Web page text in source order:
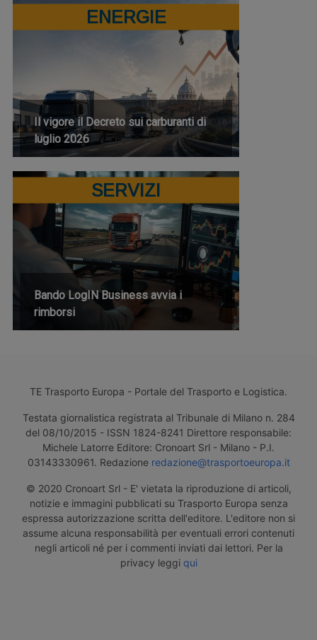
ENERGIE
Il vigore il Decreto sui carburanti di
luglio 2026
SERVIZI
Bando LogIN Business avvia i
rimborsi
TE Trasporto Europa - Portale del Trasporto e Logistica.
Testata giornalistica registrata al Tribunale di Milano n. 284
del 08/10/2015 - ISSN 1824-8241 Direttore responsabile:
Michele Latorre Editore: Cronoart Srl - Milano - P.I.
03143330961. Redazione redazione@trasportoeuropa.it
© 2020 Cronoart Srl - E' vietata la riproduzione di articoli,
notizie e immagini pubblicati su Trasporto Europa senza
espressa autorizzazione scritta dell'editore. L'editore non si
assume alcuna responsabilità per eventuali errori contenuti
negli articoli né per i commenti inviati dai lettori. Per la
privacy leggi qui